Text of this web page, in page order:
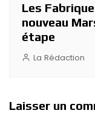
Les
nouveau
étape
La Rédaction
Laisser un